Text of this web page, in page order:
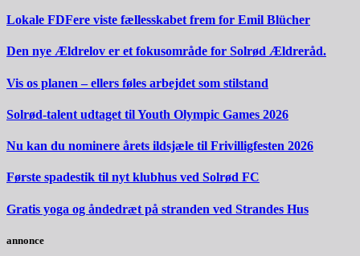
Lokale FDFere viste fællesskabet frem for Emil Blücher
Den nye Ældrelov er et fokusområde for Solrød Ældreråd.
Vis os planen – ellers føles arbejdet som stilstand
Solrød-talent udtaget til Youth Olympic Games 2026
Nu kan du nominere årets ildsjæle til Frivilligfesten 2026
Første spadestik til nyt klubhus ved Solrød FC
Gratis yoga og åndedræt på stranden ved Strandes Hus
annonce